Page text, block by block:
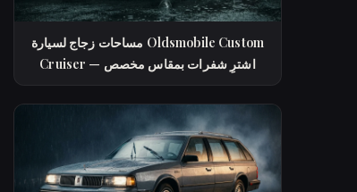
مساحات زجاج لسيارة Oldsmobile Custom
Cruiser — اشترِ شفرات بمقاس مخصص